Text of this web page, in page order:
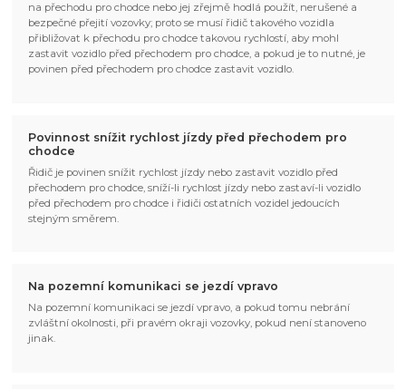
na přechodu pro chodce nebo jej zřejmě hodlá použít, nerušené a
bezpečné přejití vozovky; proto se musí řidič takového vozidla
přibližovat k přechodu pro chodce takovou rychlostí, aby mohl
zastavit vozidlo před přechodem pro chodce, a pokud je to nutné, je
povinen před přechodem pro chodce zastavit vozidlo.
Povinnost snížit rychlost jízdy před přechodem pro
chodce
Řidič je povinen snížit rychlost jízdy nebo zastavit vozidlo před
přechodem pro chodce, sníží-li rychlost jízdy nebo zastaví-li vozidlo
před přechodem pro chodce i řidiči ostatních vozidel jedoucích
stejným směrem.
Na pozemní komunikaci se jezdí vpravo
Na pozemní komunikaci se jezdí vpravo, a pokud tomu nebrání
zvláštní okolnosti, při pravém okraji vozovky, pokud není stanoveno
jinak.